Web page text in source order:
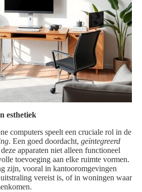
esthetiek
computers speelt een cruciale rol in de
. Een goed doordacht, geïntegreerd
apparaten niet alleen functioneel
toevoeging aan elke ruimte vormen.
zijn, vooral in kantooromgevingen
vereist is, of in woningen waar